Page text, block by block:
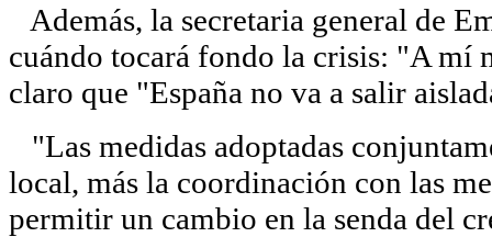
Además, la secretaria general de
cuándo tocará fondo la crisis: "A mí
claro que "España no va a salir
"Las medidas adoptadas
local, más la coordinación con las
permitir un cambio en la senda del